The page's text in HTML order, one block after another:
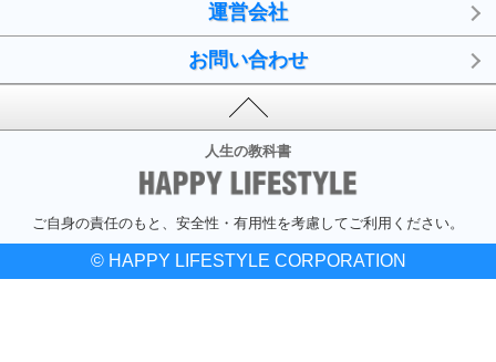
運営会社
お問い合わせ
人生の教科書
ご自身の責任のもと、安全性・有用性を考慮してご利用ください。
© HAPPY LIFESTYLE CORPORATION